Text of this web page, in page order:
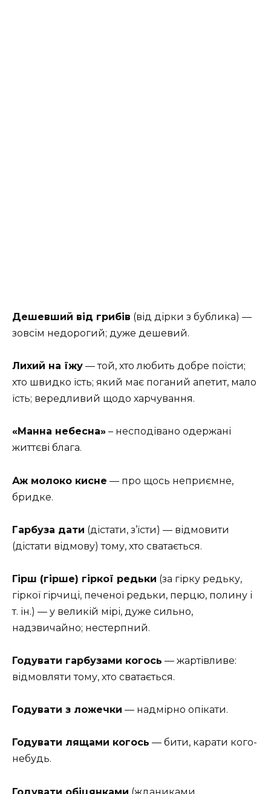
Дешевший від грибів (від дірки з бублика) —
зовсім недорогий; дуже дешевий.
Лихий на їжу — той, хто любить добре поїсти;
хто швидко їсть; який має поганий апетит, мало
їсть; вередливий щодо харчування.
«Манна небесна» – несподівано одержані
життєві блага.
Аж молоко кисне — про щось неприємне,
бридке.
Гарбуза дати (дістати, з’їсти) — відмовити
(дістати відмову) тому, хто сватається.
Гірш (гірше) гіркої редьки (за гірку редьку,
гіркої гірчиці, печеної редьки, перцю, полину і
т. ін.) — у великій мірі, дуже сильно,
надзвичайно; нестерпний.
Годувати гарбузами когось — жартівливе:
відмовляти тому, хто сватається.
Годувати з ложечки — надмірно опікати.
Годувати лящами когось — бити, карати кого-
небудь.
Годувати обіцянками (жданиками,